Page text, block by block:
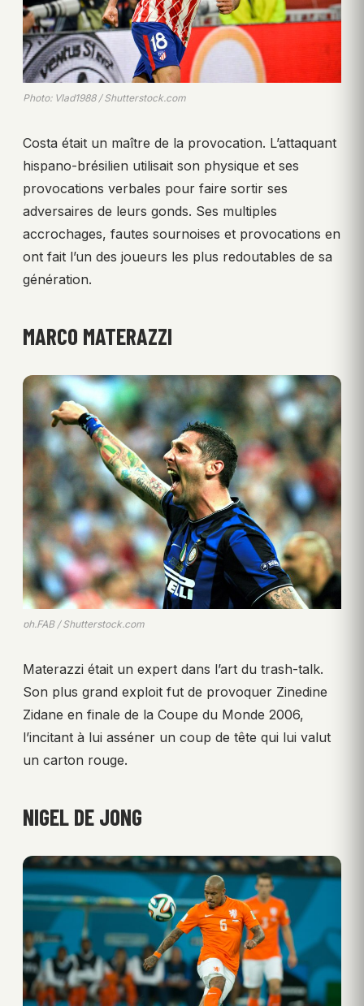
Photo: Vlad1988 / Shutterstock.com
Costa était un maître de la provocation. L’attaquant
hispano-brésilien utilisait son physique et ses
provocations verbales pour faire sortir ses
adversaires de leurs gonds. Ses multiples
accrochages, fautes sournoises et provocations en
ont fait l’un des joueurs les plus redoutables de sa
génération.
MARCO MATERAZZI
ph.FAB / Shutterstock.com
Materazzi était un expert dans l’art du trash-talk.
Son plus grand exploit fut de provoquer Zinedine
Zidane en finale de la Coupe du Monde 2006,
l’incitant à lui asséner un coup de tête qui lui valut
un carton rouge.
NIGEL DE JONG